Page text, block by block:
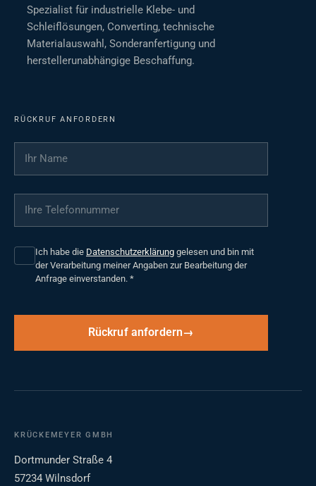
Spezialist für industrielle Klebe- und
Schleiflösungen, Converting, technische
Materialauswahl, Sonderanfertigung und
herstellerunabhängige Beschaffung.
RÜCKRUF ANFORDERN
Ihr Name
Ihre Telefonnummer
Ich habe die Datenschutzerklärung gelesen und bin mit
der Verarbeitung meiner Angaben zur Bearbeitung der
Anfrage einverstanden. *
Rückruf anfordern
KRÜCKEMEYER GMBH
Dortmunder Straße 4
57234 Wilnsdorf